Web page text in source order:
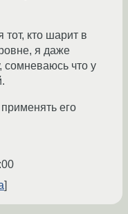
тот, кто шарит в
я даже
сомневаюсь что у
его